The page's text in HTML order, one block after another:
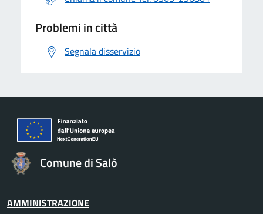
Problemi in città
Segnala disservizio
Comune di Salò
AMMINISTRAZIONE